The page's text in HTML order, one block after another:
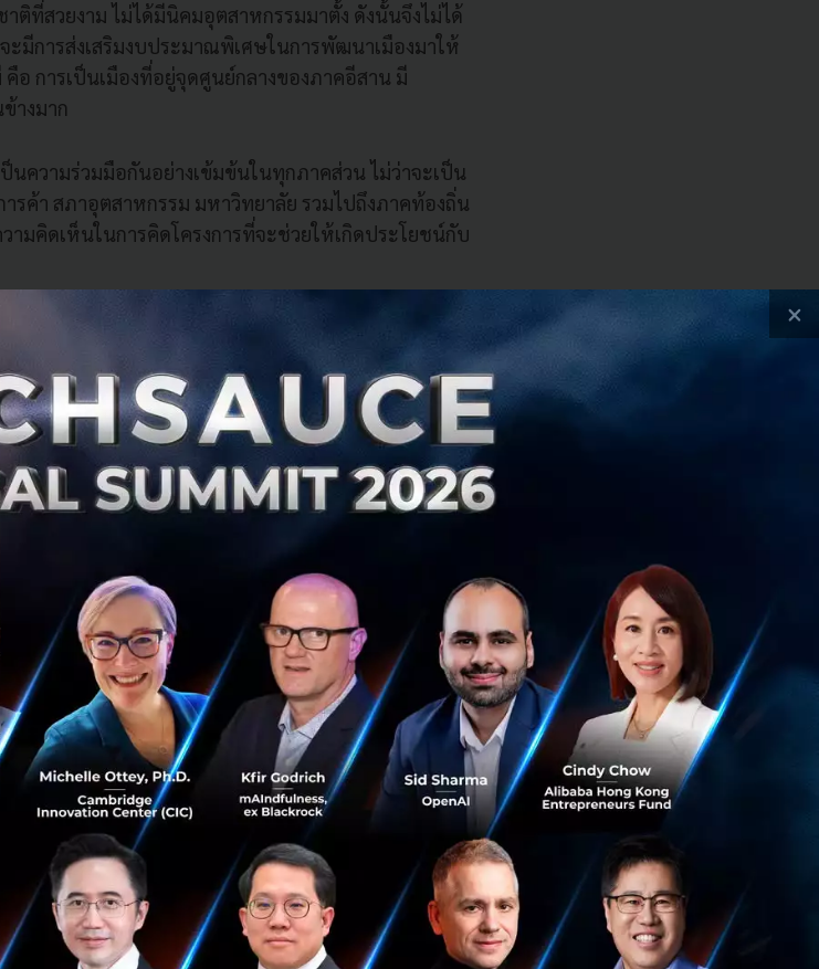
ติที่สวยงาม ไม่ได้มีนิคมอุตสาหกรรมมาตั้ง ดังนั้นจึงไม่ได้
มีการส่งเสริมงบประมาณพิเศษในการพัฒนาเมืองมาให้
การเป็นเมืองที่อยู่จุดศูนย์กลางของภาคอีสาน มี
างมาก
นความร่วมมือกันอย่างเข้มข้นในทุกภาคส่วน ไม่ว่าจะเป็น
รค้า สภาอุตสาหกรรม มหาวิทยาลัย รวมไปถึงภาคท้องถิ่น
วามคิดเห็นในการคิดโครงการที่จะช่วยให้เกิดประโยชน์กับ
ม้ว่าจะมีความร่วมมือกันมากมายแค่ไหน แต่พอไปถึงส่วน
เป็นลำดับขั้น เพราะมีหลายจังหวัดที่ต้องดูแล ฉะนั้นกว่าจะ
เลยมองว่า ถ้าหากยังเดินแบบเดิมอยู่ก็คงได้การเติบโตใน
มมือในทิศทางใหม่ขึ้นมา
น จึงได้จัดตั้งเป็นบริษัท ชื่อ บริษัท ขอนแก่นพัฒนาเมือง
แล้ว โดยเกิดจากการรวมกันของบริษัทของคนในขอนแก่น
าแนวทางในการทำโครงการที่จะพัฒนาเมืองได้
×